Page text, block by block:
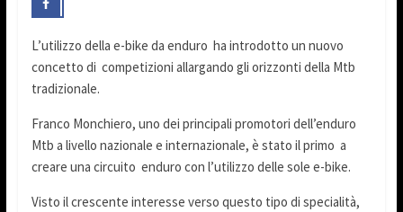
L’utilizzo della e-bike da enduro ha introdotto un nuovo
concetto di competizioni allargando gli orizzonti della Mtb
tradizionale.
Franco Monchiero, uno dei principali promotori dell’enduro
Mtb a livello nazionale e internazionale, è stato il primo a
creare una circuito enduro con l’utilizzo delle sole e-bike.
Visto il crescente interesse verso questo tipo di specialità,